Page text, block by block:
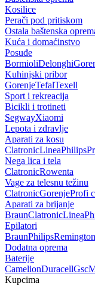
Kosilice
Perači pod pritiskom
Ostala baštenska
Kuća i domaćinstvo
Posuđe
BormioliDelonghi
Kuhinjski pribor
GorenjeTefalTexell
Sport i rekreacija
Bicikli i trotineti
SegwayXiaomi
Lepota i zdravlje
Aparati za kosu
ClatronicLineaPhilips
Nega lica i tela
ClatronicRowenta
Vage za telesnu težinu
ClatronicGorenjeProfi
Aparati za brijanje
BraunClatronicLinea
Epilatori
BraunPhilipsRemington
Dodatna oprema
Baterije
CamelionDuracellGsc
Kupcima